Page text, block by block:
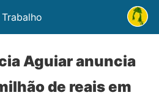
Aguiar anuncia
de reais em